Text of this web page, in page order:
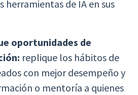
herramientas de IA en sus
oportunidades de
replique los hábitos de
con mejor desempeño y
o mentoría a quienes